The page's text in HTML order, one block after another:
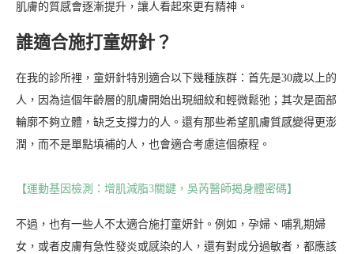
肌膚的質感會逐漸提升，讓人看起來更有精神。
誰適合施打童妍針？
在我的診所裡，童妍針特別適合以下幾種族群：首先是30歲以上的
人，因為這個年齡層的肌膚開始出現細紋和輕微鬆弛；其次是面部
輪廓不夠立體，缺乏支撐力的人。還有那些希望肌膚質感變得更澎
潤，而不是單點填補的人，也會適合考慮這個療程。
【運動基因檢測：增肌減脂3關鍵，吳芮醫師揭身體密碼】
不過，也有一些人不太適合施打童妍針。例如，孕婦、哺乳期婦
女，或者皮膚有急性發炎或感染的人，還有對成分過敏者，都應該